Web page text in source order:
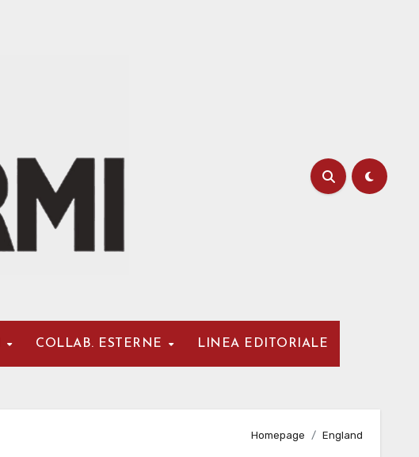
COLLAB. ESTERNE LINEA EDITORIALE
Homepage England